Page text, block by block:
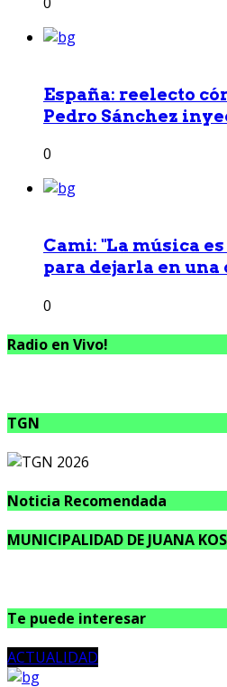
España: reelecto
Pedro Sánchez
0
Cami: "La música
para dejarla en una
0
Radio en Vivo!
TGN
Noticia Recomendada
MUNICIPALIDAD DE JUANA
Te puede interesar
ACTUALIDAD